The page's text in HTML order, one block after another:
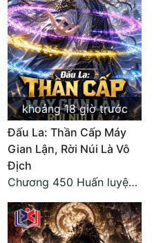
khoảng 18 giờ trước
Đấu La: Thần Cấp Máy
Gian Lận, Rời Núi Là Vô
Địch
Chương 450 Huấn luyện thực chiến, Long Linh Cơ đối chiến bốn người Cổ Nguyệt và Vũ Lân!